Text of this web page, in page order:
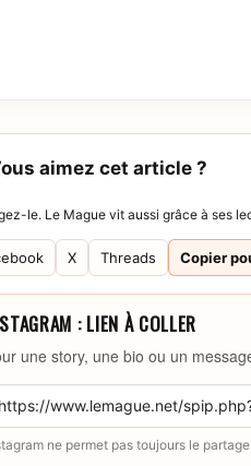
aimez cet article ?
le. Le Mague vit aussi grâce à ses
X Threads Copier
: LIEN À COLLER
une story, une bio ou un
ne permet pas toujours le